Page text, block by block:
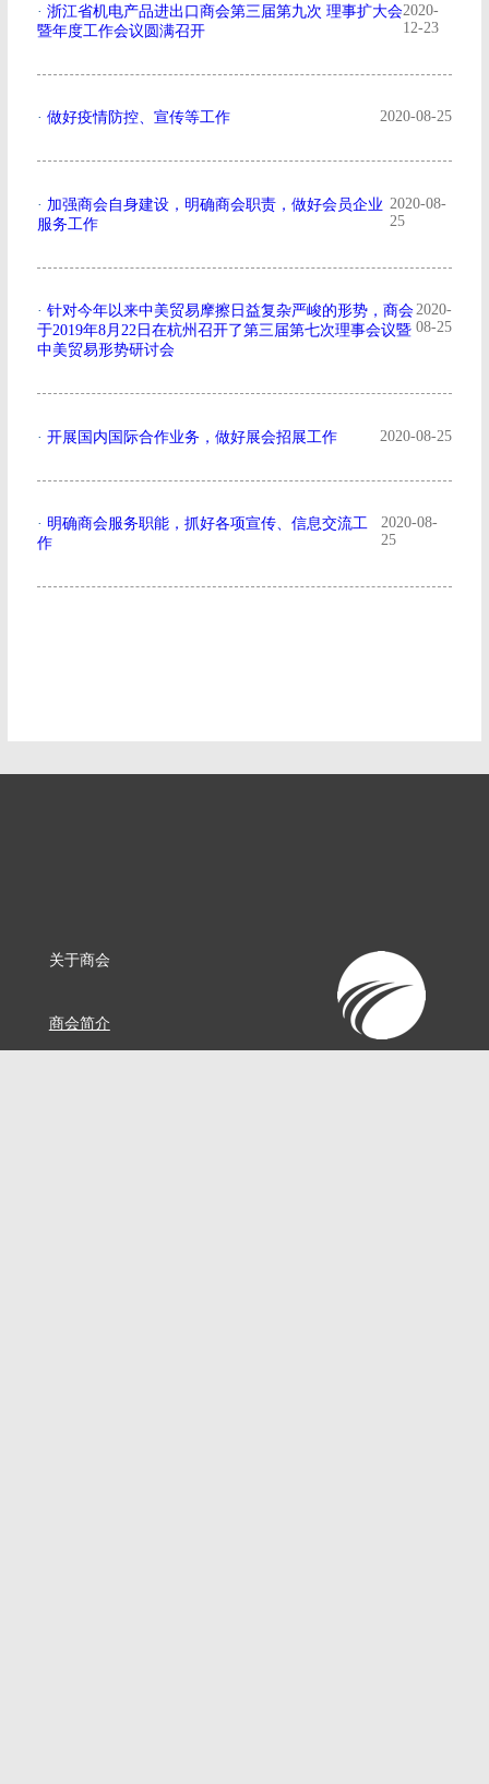
· 浙江省机电产品进出口商会第三届第九次 理事扩大会
暨年度工作会议圆满召开
2020-
12-23
· 做好疫情防控、宣传等工作 2020-08-25
· 加强商会自身建设，明确商会职责，做好会员企业
服务工作
2020-08-
25
· 针对今年以来中美贸易摩擦日益复杂严峻的形势，商会
于2019年8月22日在杭州召开了第三届第七次理事会议暨
中美贸易形势研讨会
2020-
08-25
· 开展国内国际合作业务，做好展会招展工作 2020-08-25
· 明确商会服务职能，抓好各项宣传、信息交流工
作
2020-08-
25
关于商会
商会简介